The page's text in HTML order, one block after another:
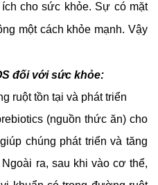
cho sức khỏe. Sự có mặt
một cách khỏe mạnh. Vậy
đối với sức khỏe:
ruột tồn tại và phát triển
(nguồn thức ăn) cho
chúng phát triển và tăng
Ngoài ra, sau khi vào cơ thể,